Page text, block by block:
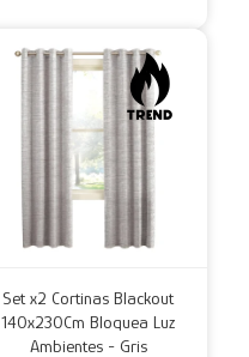
Set x2 Cortinas Blackout
140x230Cm Bloquea Luz
Ambientes - Gris